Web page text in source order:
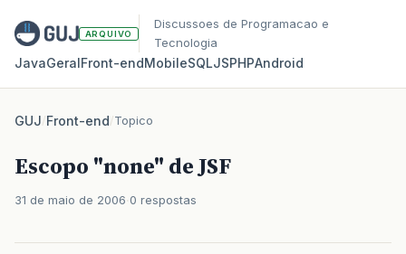
ARQUIVO
Discussoes de Programacao e
Tecnologia
JavaGeralFront‑endMobileSQLJSPHPAndroid
GUJ/Front-end/Topico
Escopo "none" de JSF
31 de maio de 2006 0 respostas